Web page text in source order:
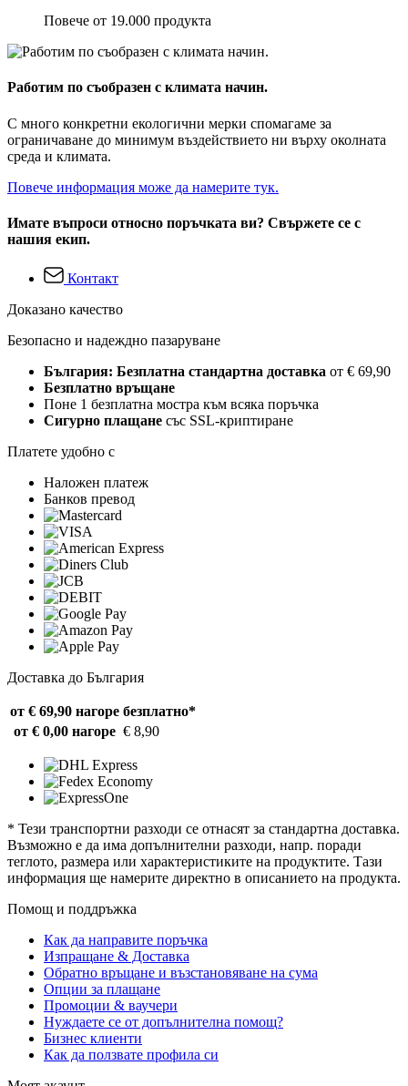
Повече от 19.000 продукта
Работим по съобразен с климата начин.
С много конкретни екологични мерки спомагаме за
ограничаване до минимум въздействието ни върху околната
среда и климата.
Повече информация може да намерите тук.
Имате въпроси относно поръчката ви? Свържете се с
нашия екип.
Контакт
Доказано качество
Безопасно и надеждно пазаруване
България: Безплатна стандартна доставка от € 69,90
Безплатно връщане
Поне 1 безплатна мостра към всяка поръчка
Сигурно плащане със SSL-криптиране
Платете удобно с
Наложен платеж
Банков превод
Доставка до България
от € 69,90 нагоре безплатно*
от € 0,00 нагоре € 8,90
* Тези транспортни разходи се отнасят за стандартна доставка.
Възможно е да има допълнителни разходи, напр. поради
теглото, размера или характеристиките на продуктите. Тази
информация ще намерите директно в описанието на продукта.
Помощ и поддръжка
Как да направите поръчка
Изпращане & Доставка
Обратно връщане и възстановяване на сума
Опции за плащане
Промоции & ваучери
Нуждаете се от допълнителна помощ?
Бизнес клиенти
Как да ползвате профила си